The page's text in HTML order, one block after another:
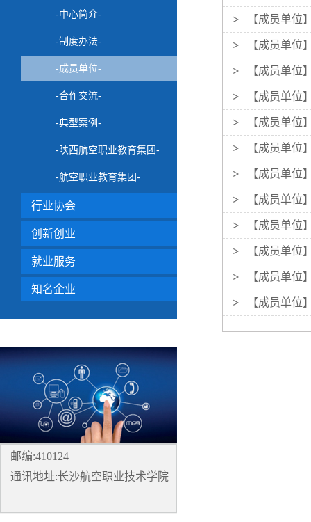
-中心简介-
-制度办法-
-成员单位-
-合作交流-
-典型案例-
-陕西航空职业教育集团-
-航空职业教育集团-
行业协会
创新创业
就业服务
知名企业
邮编:410124
通讯地址:长沙航空职业技术学院
【成员单位
【成员单位
【成员单位
【成员单位
【成员单位
【成员单位
【成员单位
【成员单位
【成员单位
【成员单位
【成员单位
【成员单位